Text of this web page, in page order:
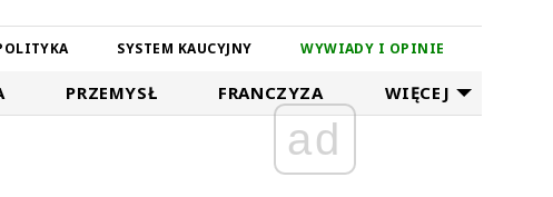
SYSTEM KAUCYJNY WYWIADY I OPINIE
PRZEMYSŁ FRANCZYZA WIĘCEJ
ad